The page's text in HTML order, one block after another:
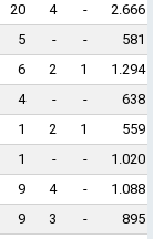
20 4 -
2.666
5 - -
581
6 2 1
1.294
4 - -
638
1 2 1
559
1 - -
1.020
9 4 -
1.088
9 3 -
895